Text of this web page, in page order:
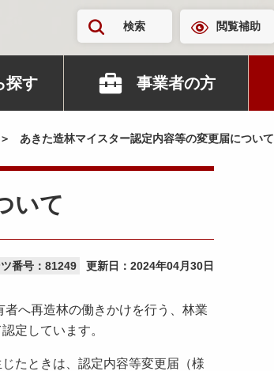
検索 閲覧補助
探す 事業者の方
あきた造林マイスター認定内容等の変更届について
いて
番号：81249 更新日： 2024年04月30日
へ再造林の働きかけを行う、林業
定しています。
たときは、認定内容等変更届（様